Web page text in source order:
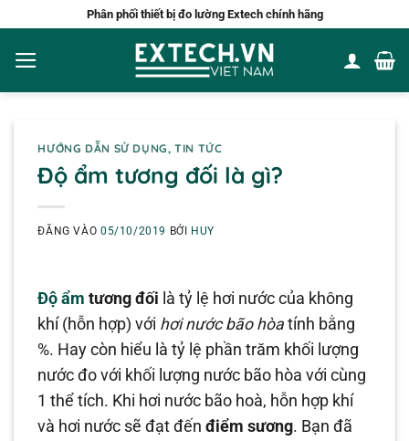
nội
dung
Phân phối thiết bị đo lường Extech chính hãng
HƯỚNG DẪN SỬ DỤNG,TIN TỨC
Độ ẩm tương đối là gì?
ĐĂNG VÀO 05/10/2019 BỞI HUY
Độ ẩm tương đối là tỷ lệ hơi nước của không
khí (hỗn hợp) với hơi nước bão hòa tính bằng
%. Hay còn hiểu là tỷ lệ phần trăm khối lượng
nước đo với khối lượng nước bão hòa với cùng
1 thể tích. Khi hơi nước bão hoà, hỗn hợp khí
và hơi nước sẽ đạt đếnđiểm sương. Bạn đã